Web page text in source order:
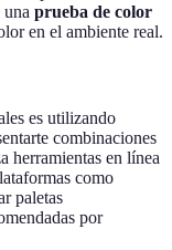
prueba de color
en el ambiente real.
es utilizando
combinaciones
herramientas en línea
como
paletas
por